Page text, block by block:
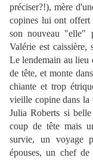
préciser?!), mère
copines lui ont offert
son nouveau "elle"
Valérie est caissière,
Le lendemain au lieu
de tête, et monte
chiante et trop
vieille copine dans la
Julia Roberts si
coup de tête mais
survie, un voyage
épouses, un chef